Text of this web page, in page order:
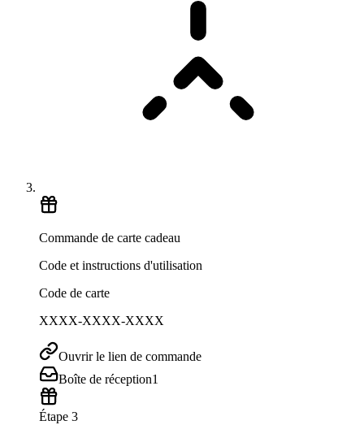
Commande de carte cadeau
Code et instructions d'utilisation
Code de carte
XXXX-XXXX-XXXX
Ouvrir le lien de commande
Boîte de réception1
Étape 3